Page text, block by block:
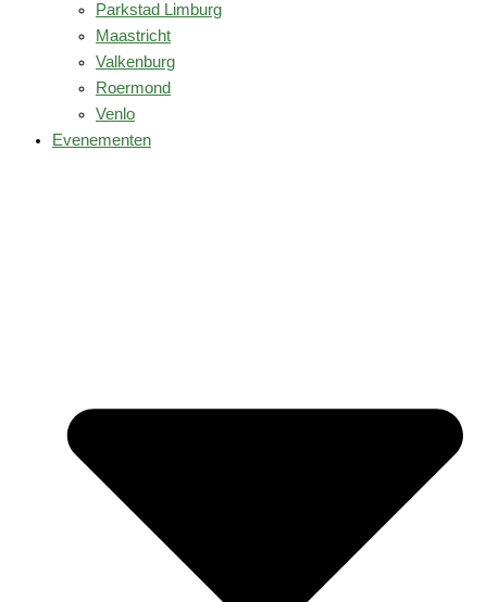
Parkstad Limburg
Maastricht
Valkenburg
Roermond
Venlo
Evenementen